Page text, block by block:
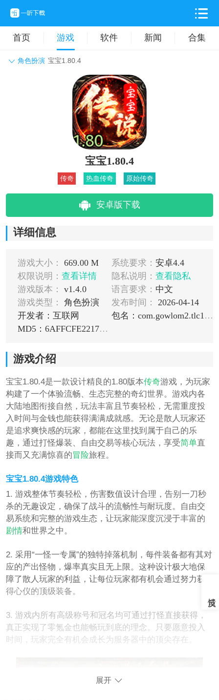
首页 游戏 软件 新闻 合集
角色扮演 宝宝1.80.4
动作格斗 休闲益智
卡牌对战 音乐舞蹈
挂机养成
宝宝1.80.4
传奇 热血传奇 原始传奇
安卓版下载
详细信息
游戏大小： 669.00 M 系统要求： 安卓4.4
权限说明： 查看详情 隐私说明： 查看隐私
游戏版本：
v1.4.0 语言要求： 中文
游戏类型：
角色扮演 发布时间：
2026-04-14
开发者：互联网
包名：com.gowlom2.tlc184_new
MD5：6AFFCFE2217036358A5D6AA0945DE2D6
游戏介绍
宝宝1.80.4是一款设计精良的1.80版本传奇游戏，为玩家
构建了一个体验流畅、生态完整的奇幻世界。游戏内各
大陆地图衔接自然，玩法丰富且节奏轻松，无需重度投
入时间与金钱也能获得满满成就感。无论是散人玩家还
是追求爽快感的玩家，都能在这里找到属于自己的乐
趣，通过打怪爆装、自由交易等核心玩法，享受简单直
接而又充满惊喜的冒险旅程。
宝宝1.80.4游戏特色
1. 游戏整体节奏轻松，伤害数值设计合理，告别一刀秒
杀的无趣设定，确保了战斗的流畅性与耐玩度。自由交
易系统和完整的游戏生态，让玩家能深度沉浸于丰富的
剧情和世界之中。
2. 采用“一怪一专属”的独特掉落机制，每件装备都有其对
应的产出怪物，爆率真实且无上限。这种设计极大地保
障了散人玩家的利益，让每位玩家都有机会通过努力获
得心仪的顶级装备。
3. 游戏内所有高级称号和冠名均可通过打怪直接获得，
真正实现了零氪金也能畅玩到底的理念。只要愿意投入
时间，玩家完全有机会成长为服务器中的顶尖存在。
展开